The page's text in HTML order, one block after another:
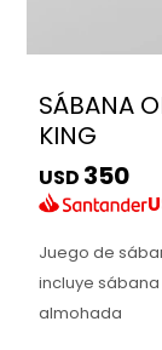
SÁBANA
KING
USD 350
Juego de
incluye
almohada